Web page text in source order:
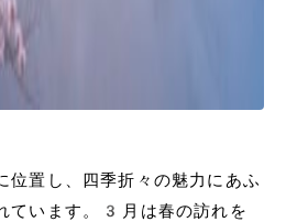
位置し、四季折々の魅力にあふ
ています。3月は春の訪れを